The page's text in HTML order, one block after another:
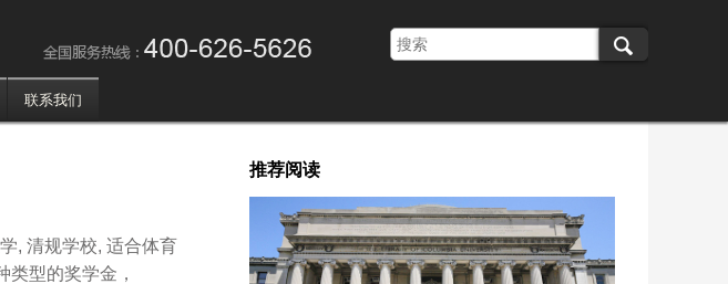
联系我们
, 清规学校, 适合体育
型的奖学金，
推荐阅读